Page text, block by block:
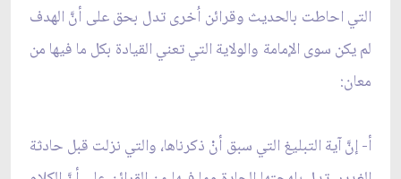
التي احاطت بالحديث وقرائن اُخرى تدل بحق على أنَّ الهدف
لم يكن سوى الإمامة والولاية التي تعني القيادة بكل ما فيها من
معان:
أ- إنَّ آية التبليغ التي سبق أنْ ذكرناها، والتي نزلت قبل حادثة